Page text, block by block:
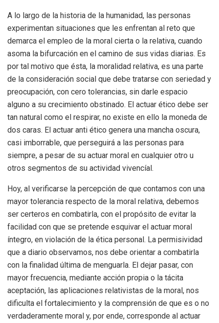
A lo largo de la historia de la humanidad, las personas
experimentan situaciones que les enfrentan al reto que
demarca el empleo de la moral cierta o la relativa, cuando
asoma la bifurcación en el camino de sus vidas diarias. Es
por tal motivo que ésta, la moralidad relativa, es una parte
de la consideración social que debe tratarse con seriedad y
preocupación, con cero tolerancias, sin darle espacio
alguno a su crecimiento obstinado. El actuar ético debe ser
tan natural como el respirar, no existe en ello la moneda de
dos caras. El actuar anti ético genera una mancha oscura,
casi imborrable, que perseguirá a las personas para
siempre, a pesar de su actuar moral en cualquier otro u
otros segmentos de su actividad vivencíal.
Hoy, al verificarse la percepción de que contamos con una
mayor tolerancia respecto de la moral relativa, debemos
ser certeros en combatirla, con el propósito de evitar la
facilidad con que se pretende esquivar el actuar moral
íntegro, en violación de la ética personal. La permisividad
que a diario observamos, nos debe orientar a combatirla
con la finalidad última de menguarla. El dejar pasar, con
mayor frecuencia, mediante acción propia o la tácita
aceptación, las aplicaciones relativistas de la moral, nos
dificulta el fortalecimiento y la comprensión de que es o no
verdaderamente moral y, por ende, corresponde al actuar